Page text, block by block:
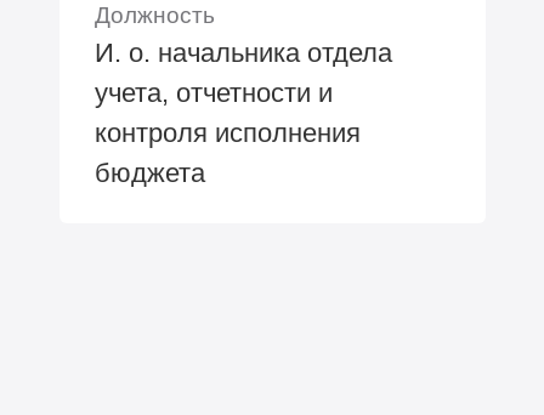
Должность
И. о. начальника отдела
учета, отчетности и
контроля исполнения
бюджета